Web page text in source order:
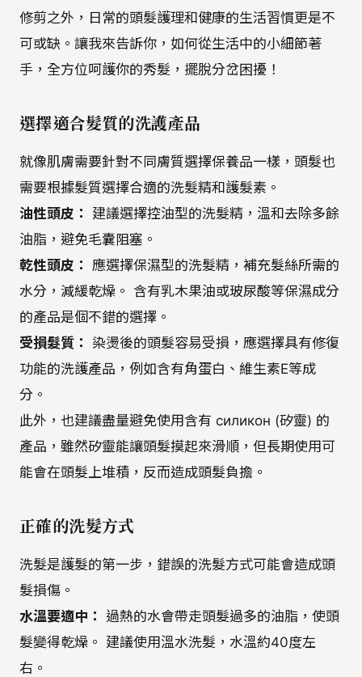
修剪之外，日常的頭髮護理和健康的生活習慣更是不
可或缺。讓我來告訴你，如何從生活中的小細節著
手，全方位呵護你的秀髮，擺脫分岔困擾！
選擇適合髮質的洗護產品
就像肌膚需要針對不同膚質選擇保養品一樣，頭髮也
需要根據髮質選擇合適的洗髮精和護髮素。
油性頭皮：
建議選擇控油型的洗髮精，溫和去除多餘
油脂，避免毛囊阻塞。
乾性頭皮： 應選擇保濕型的洗髮精，補充髮絲所需的
水分，減緩乾燥。 含有乳木果油或玻尿酸等保濕成分
的產品是個不錯的選擇。
受損髮質： 染燙後的頭髮容易受損，應選擇具有修復
功能的洗護產品，例如含有角蛋白、維生素E等成
分。
此外，也建議盡量避免使用含有 силикон (矽靈) 的
產品，雖然矽靈能讓頭髮摸起來滑順，但長期使用可
能會在頭髮上堆積，反而造成頭髮負擔。
正確的洗髮方式
洗髮是護髮的第一步，錯誤的洗髮方式可能會造成頭
髮損傷。
水溫要適中：
過熱的水會帶走頭髮過多的油脂，使頭
髮變得乾燥。 建議使用溫水洗髮，水溫約40度左
右。